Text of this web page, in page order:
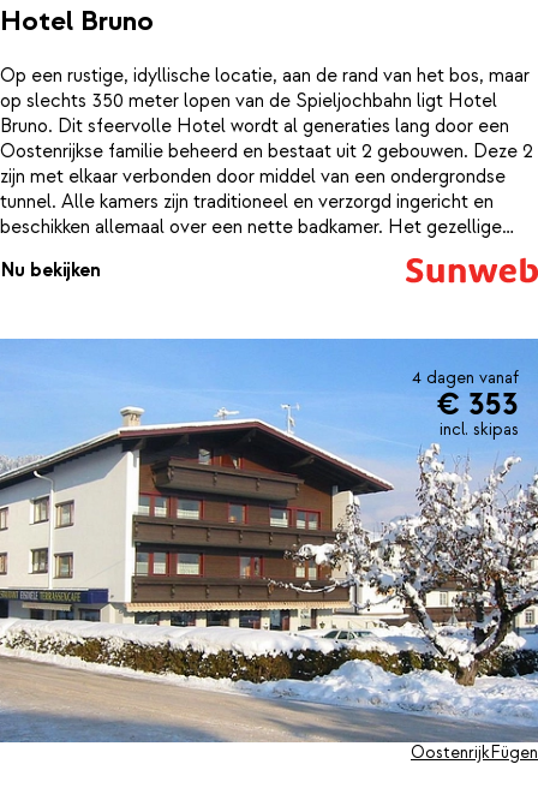
Hotel Bruno
Op een rustige, idyllische locatie, aan de rand van het bos, maar
op slechts 350 meter lopen van de Spieljochbahn ligt Hotel
Bruno. Dit sfeervolle Hotel wordt al generaties lang door een
Oostenrijkse familie beheerd en bestaat uit 2 gebouwen. Deze 2
zijn met elkaar verbonden door middel van een ondergrondse
tunnel. Alle kamers zijn traditioneel en verzorgd ingericht en
beschikken allemaal over een nette badkamer. Het gezellige
centrum van Fügen bevindt zich op circa 10 minuten lopen van
Hotel Bruno. Ter ontspanning is er een heerlijke wellness, waar je
Nu bekijken
4 dagen vanaf
€ 353
incl. skipas
OostenrijkFügen